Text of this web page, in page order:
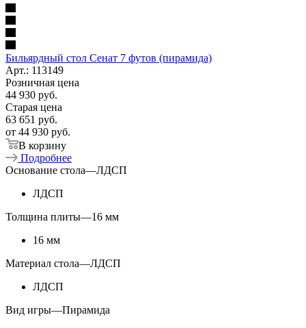
Бильярдный стол Сенат 7 футов (пирамида)
Арт.: 113149
Розничная цена
44 930 руб.
Старая цена
63 651 руб.
от 44 930 руб.
В корзину
Подробнее
Основание стола—ЛДСП
ЛДСП
Толщина плиты—16 мм
16 мм
Материал стола—ЛДСП
ЛДСП
Вид игры—Пирамида